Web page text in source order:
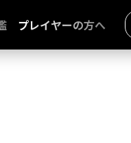
プレイヤーの方へ